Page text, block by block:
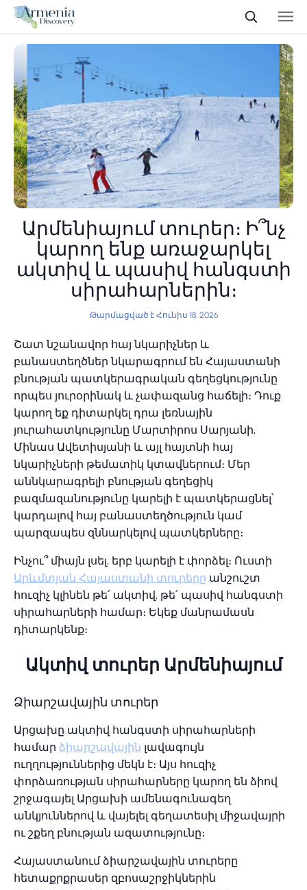
Արմենիայում տուրեր։ Ի՞նչ
կարող ենք առաջարկել
ակտիվ և պասիվ հանգստի
սիրահարներին։
Թարմացված է Հունիս 18, 2026
Շատ նշանավոր հայ նկարիչներ և
բանաստեղծներ նկարագրում են Հայաստանի
բնության պատկերագրական գեղեցկությունը
որպես յուրօրինակ և չափազանց հաճելի։ Դուք
կարող եք դիտարկել դրա լեռնային
յուրահատկությունը Մարտիրոս Սարյանի,
Մինաս Ավետիսյանի և այլ հայտնի հայ
նկարիչների թեմատիկ կտավներում։ Մեր
աննկարագրելի բնության գեղեցիկ
բազմազանությունը կարելի է պատկերացնել՝
կարդալով հայ բանաստեղծություն կամ
պարզապես զննարկելով պատկերները։
Ինչու՞ միայն լսել, երբ կարելի է փորձել։ Ուստի
Արևմտյան Հայաստանի տուրերը անշուշտ
հուզիչ կլինեն թե՛ ակտիվ, թե՛ պասիվ հանգստի
սիրահարների համար։ Եկեք մանրամասն
դիտարկենք։
Ակտիվ տուրեր Արմենիայում
Ձիարշավային տուրեր
Արցախը ակտիվ հանգստի սիրահարների
համար ձիարշավային լավագույն
ուղղություններից մեկն է։ Այս հուզիչ
փորձառության սիրահարները կարող են ձիով
շրջագայել Արցախի ամենագունագեղ
անկյուններով և վայելել գեղատեսիլ միջավայրի
ու շքեղ բնության ազատությունը։
Հայաստանում ձիարշավային տուրերը
հետաքրքրասեր զբոսաշրջիկներին